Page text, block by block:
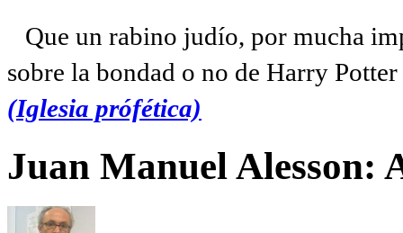
Que un rabino judío, por mucha
sobre la bondad o no de Harry
(Iglesia prófética)
Juan Manuel Alesson: